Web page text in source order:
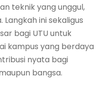
teknik yang unggul,
Langkah ini sekaligus
bagi UTU untuk
kampus yang berdaya
nyata bagi
bangsa.